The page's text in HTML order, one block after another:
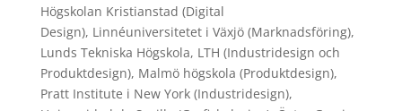
Högskolan Kristianstad (Digital
Design), Linnéuniversitetet i Växjö (Marknadsföring),
Lunds Tekniska Högskola, LTH (Industridesign och
Produktdesign), Malmö högskola (Produktdesign),
Pratt Institute i New York (Industridesign),